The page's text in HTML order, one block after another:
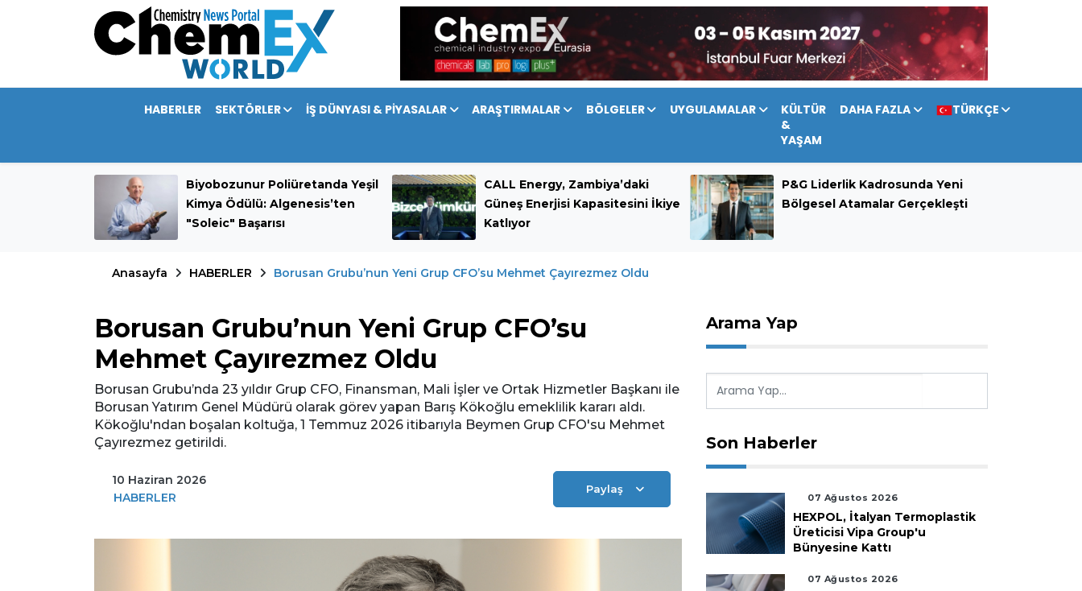
HABERLER SEKTÖRLER İŞ DÜNYASI & PİYASALAR ARAŞTIRMALAR BÖLGELER UYGULAMALAR
KÜLTÜR
&
YAŞAM
DAHA FAZLA TÜRKÇE
Biyobozunur Poliüretanda Yeşil
Kimya Ödülü: Algenesis’ten
"Soleic" Başarısı
CALL Energy, Zambiya’daki
Güneş Enerjisi Kapasitesini İkiye
Katlıyor
P&G Liderlik Kadrosunda Yeni
Bölgesel Atamalar Gerçekleşti
Anasayfa HABERLER Borusan Grubu’nun Yeni Grup CFO’su Mehmet Çayırezmez Oldu
Borusan Grubu’nun Yeni Grup CFO’su
Mehmet Çayırezmez Oldu
Borusan Grubu’nda 23 yıldır Grup CFO, Finansman, Mali İşler ve Ortak Hizmetler Başkanı ile
Borusan Yatırım Genel Müdürü olarak görev yapan Barış Kökoğlu emeklilik kararı aldı.
Kökoğlu'ndan boşalan koltuğa, 1 Temmuz 2026 itibarıyla Beymen Grup CFO'su Mehmet
Çayırezmez getirildi.
10 Haziran 2026
HABERLER
Paylaş
Arama Yap
Son Haberler
07 Ağustos 2026
HEXPOL, İtalyan Termoplastik
Üreticisi Vipa Group'u
Bünyesine Kattı
07 Ağustos 2026